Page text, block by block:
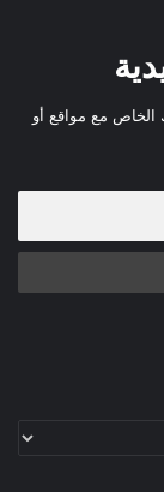
الخاص مع مواقع أو